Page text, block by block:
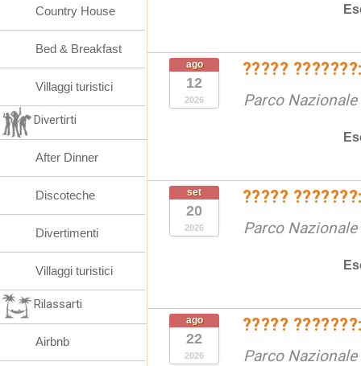
ago
12
2026
?????
Parco
set
20
2026
?????
Parco
ago
22
2026
?????
Parco
Country House
Bed & Breakfast
Villaggi turistici
Divertirti
After Dinner
Discoteche
Divertimenti
Villaggi turistici
Rilassarti
Airbnb